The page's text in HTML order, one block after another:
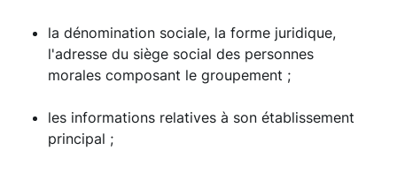
la dénomination sociale, la forme juridique,
l'adresse du siège social des personnes
morales composant le groupement ;
les informations relatives à son établissement
principal ;